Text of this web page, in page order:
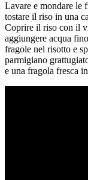
Lavare e mondare le
tostare il riso in una
Coprire il riso con il
aggiungere acqua
fragole nel risotto e
parmigiano
e una fragola fresca